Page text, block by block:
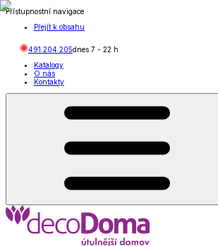
Přístupnostní navigace
Přejít k obsahu
491 204 205dnes 7 - 22 h
Katalogy
O nás
Kontakty